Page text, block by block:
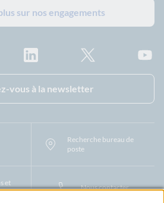
sur nos engagements
vous à la newsletter
Recherche bureau de
poste
et
Nous contacter